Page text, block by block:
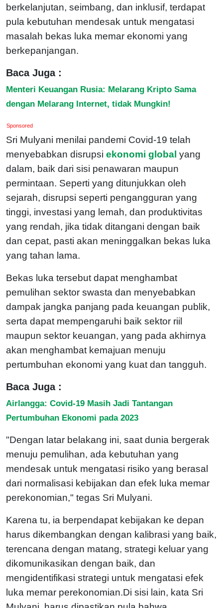
berkelanjutan, seimbang, dan inklusif, terdapat
pula kebutuhan mendesak untuk mengatasi
masalah bekas luka memar ekonomi yang
berkepanjangan.
Baca Juga :
Menteri Keuangan Rusia: Melarang Kripto Sama
dengan Melarang Internet, tidak Mungkin!
Sponsored
Sri Mulyani menilai pandemi Covid-19 telah
menyebabkan disrupsi ekonomi global yang
dalam, baik dari sisi penawaran maupun
permintaan. Seperti yang ditunjukkan oleh
sejarah, disrupsi seperti pengangguran yang
tinggi, investasi yang lemah, dan produktivitas
yang rendah, jika tidak ditangani dengan baik
dan cepat, pasti akan meninggalkan bekas luka
yang tahan lama.
Bekas luka tersebut dapat menghambat
pemulihan sektor swasta dan menyebabkan
dampak jangka panjang pada keuangan publik,
serta dapat mempengaruhi baik sektor riil
maupun sektor keuangan, yang pada akhirnya
akan menghambat kemajuan menuju
pertumbuhan ekonomi yang kuat dan tangguh.
Baca Juga :
Airlangga: Covid-19 Masih Jadi Tantangan
Pertumbuhan Ekonomi pada 2023
"Dengan latar belakang ini, saat dunia bergerak
menuju pemulihan, ada kebutuhan yang
mendesak untuk mengatasi risiko yang berasal
dari normalisasi kebijakan dan efek luka memar
perekonomian," tegas Sri Mulyani.
Karena tu, ia berpendapat kebijakan ke depan
harus dikembangkan dengan kalibrasi yang baik,
terencana dengan matang, strategi keluar yang
dikomunikasikan dengan baik, dan
mengidentifikasi strategi untuk mengatasi efek
luka memar perekonomian.Di sisi lain, kata Sri